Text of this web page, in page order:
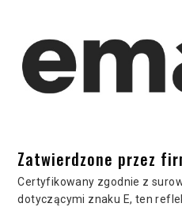
Zatwierdzone przez
Certyfikowany zgodnie z
dotyczącymi znaku E, ten